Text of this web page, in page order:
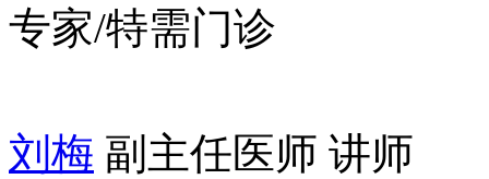
专家/特需门诊
刘梅 副主任医师 讲师